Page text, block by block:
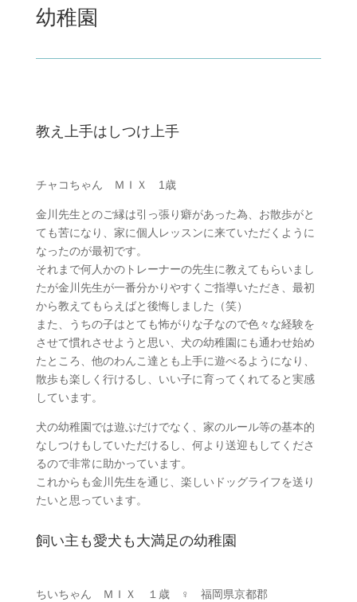
幼稚園
教え上手はしつけ上手
チャコちゃん ＭＩＸ 1歳
金川先生とのご縁は引っ張り癖があった為、お散歩がと
ても苦になり、家に個人レッスンに来ていただくように
なったのが最初です。
それまで何人かのトレーナーの先生に教えてもらいまし
たが金川先生が一番分かりやすくご指導いただき、最初
から教えてもらえばと後悔しました（笑）
また、うちの子はとても怖がりな子なので色々な経験を
させて慣れさせようと思い、犬の幼稚園にも通わせ始め
たところ、他のわんこ達とも上手に遊べるようになり、
散歩も楽しく行けるし、いい子に育ってくれてると実感
しています。
犬の幼稚園では遊ぶだけでなく、家のルール等の基本的
なしつけもしていただけるし、何より送迎もしてくださ
るので非常に助かっています。
これからも金川先生を通じ、楽しいドッグライフを送り
たいと思っています。
飼い主も愛犬も大満足の幼稚園
ちいちゃん ＭＩＸ １歳 ♀ 福岡県京都郡